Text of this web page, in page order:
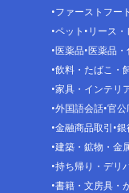
ファーストフー
ペット リース
医薬品 医薬品・
飲料・たばこ・
家具・インテリ
外国語会話 官公
金融商品取引 銀
建築・鉱物・金
持ち帰り・デリ
書籍・文房具・